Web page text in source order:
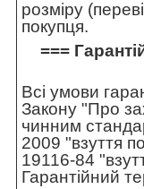
розміру
покупця.
===
Всі умови
Закону "Про
чинним
2009 "взуття
19116-84
Гарантійний